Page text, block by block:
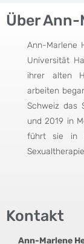
Über
Ann-Marlene
Universität
ihrer alten
arbeiten
Schweiz das
und 2019 in
führt sie in
Kontakt
Ann-Marlene